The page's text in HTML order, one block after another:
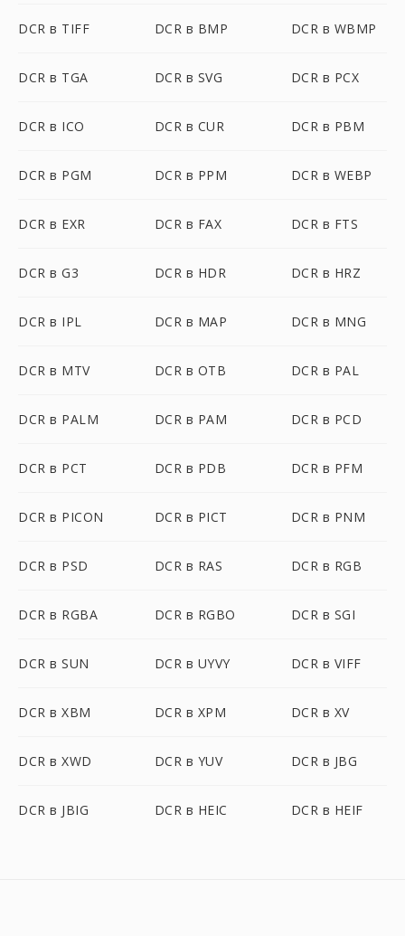
DCR в TIFF DCR в BMP DCR в WBMP
DCR в TGA DCR в SVG DCR в PCX
DCR в ICO DCR в CUR DCR в PBM
DCR в PGM DCR в PPM DCR в WEBP
DCR в EXR DCR в FAX DCR в FTS
DCR в G3 DCR в HDR DCR в HRZ
DCR в IPL DCR в MAP DCR в MNG
DCR в MTV DCR в OTB DCR в PAL
DCR в PALM DCR в PAM DCR в PCD
DCR в PCT DCR в PDB DCR в PFM
DCR в PICON DCR в PICT DCR в PNM
DCR в PSD DCR в RAS DCR в RGB
DCR в RGBA DCR в RGBO DCR в SGI
DCR в SUN DCR в UYVY DCR в VIFF
DCR в XBM DCR в XPM DCR в XV
DCR в XWD DCR в YUV DCR в JBG
DCR в JBIG DCR в HEIC DCR в HEIF